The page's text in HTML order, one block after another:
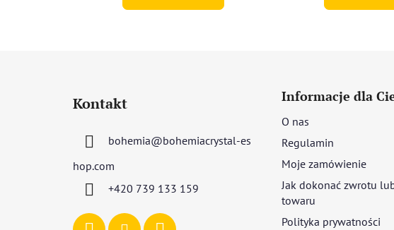
Kontakt
bohemia@bohemiacrystal-es
hop.com
+420 739 133 159
Informacje dla
O nas
Regulamin
Moje zamówienie
Jak dokonać zwrotu
towaru
Polityka prywatności